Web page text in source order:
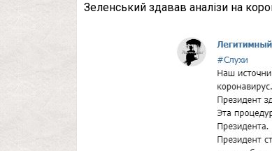
Зеленський здавав аналізи на